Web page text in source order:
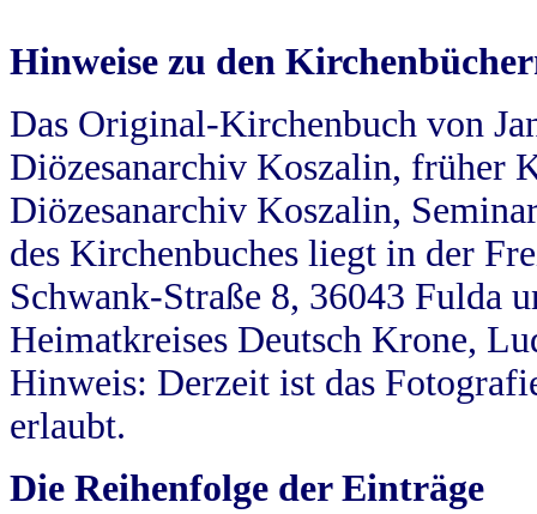
Hinweise zu den
Das Original-Kirchenbuch von
Diözesanarchiv Koszalin, früher
Diözesanarchiv Koszalin,
des Kirchenbuches liegt in der
Schwank-Straße 8, 36043 Fulda
Heimatkreises Deutsch Krone,
Hinweis: Derzeit ist das
erlaubt.
Die Reihenfolge der Einträge